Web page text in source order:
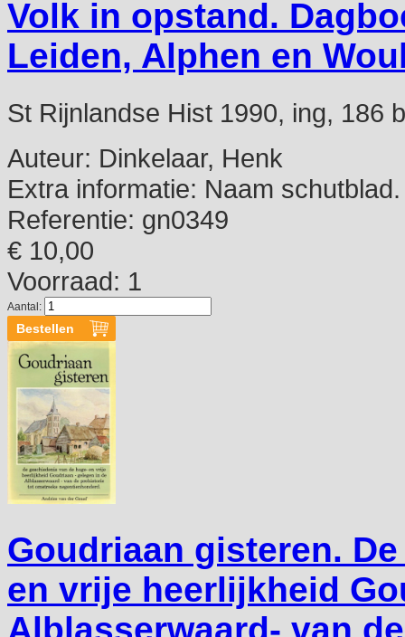
Volk in opstand.
Leiden, Alphen en
St Rijnlandse Hist 1990, ing, 186
Auteur: Dinkelaar, Henk
Extra informatie: Naam
Referentie: gn0349
€ 10,00
Voorraad: 1
Aantal:
Goudriaan gisteren.
en vrije heerlijkheid
Alblasserwaard- van